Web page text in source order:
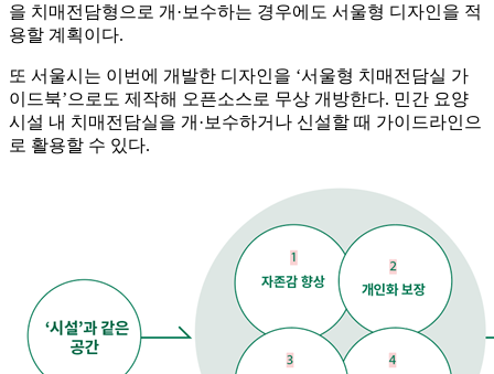
을 치매전담형으로 개·보수하는 경우에도 서울형 디자인을 적
용할 계획이다.
또 서울시는 이번에 개발한 디자인을 ‘서울형 치매전담실 가
이드북’으로도 제작해 오픈소스로 무상 개방한다. 민간 요양
시설 내 치매전담실을 개·보수하거나 신설할 때 가이드라인으
로 활용할 수 있다.